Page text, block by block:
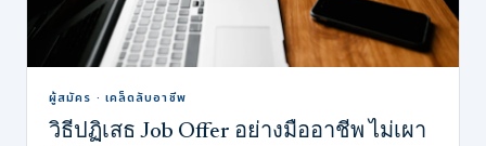
ผู้สมัคร · เคล็ดลับอาชีพ
วิธีปฏิเสธ Job Offer อย่างมืออาชีพ ไม่เผา